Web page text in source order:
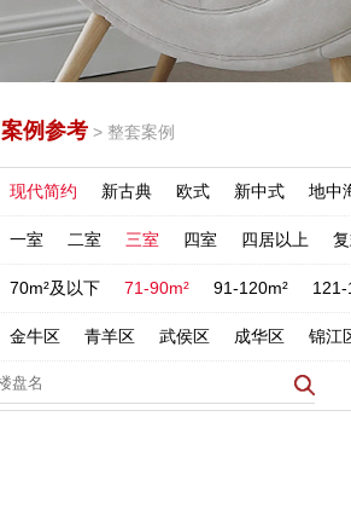
案例参考 > 整套案例
现代简约 新古典 欧式 新中式 地中
一室 二室 三室 四室 四居以上
70m²及以下 71-90m² 91-120m² 121-
金牛区 青羊区 武侯区 成华区 锦江